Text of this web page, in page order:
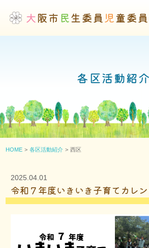
大 阪市 民 生委員 児 童委員
各区活動紹介
HOME 各区活動紹介 西区
2025.04.01
令和７年度いきいき子育てカレン